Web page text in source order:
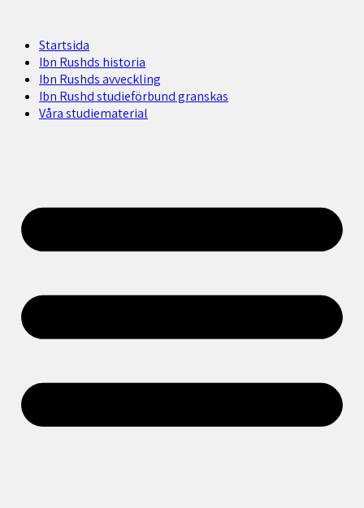
Startsida
Ibn Rushds historia
Ibn Rushds avveckling
Ibn Rushd studieförbund granskas​
Våra studiematerial